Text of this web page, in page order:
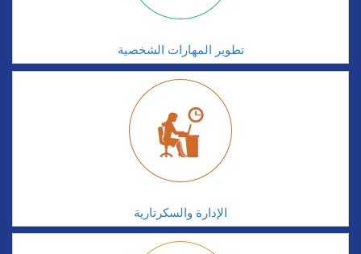
تطوير المهارات الشخصية
الإدارة والسكرتارية